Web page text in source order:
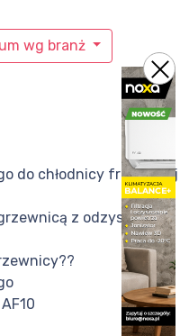
wg branż
do chłodnicy freonowej
z odzyskiem